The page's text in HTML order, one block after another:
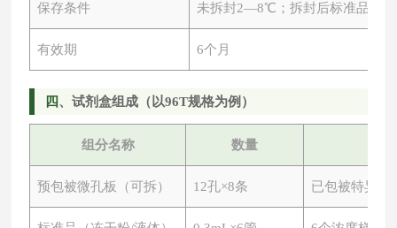
保存条件 未拆封2—8℃；拆封后标准品-
有效期 6个月
四、试剂盒组成（以96T规格为例）
组分名称 数量
预包被微孔板（可拆） 12孔×8条 已包被特异性